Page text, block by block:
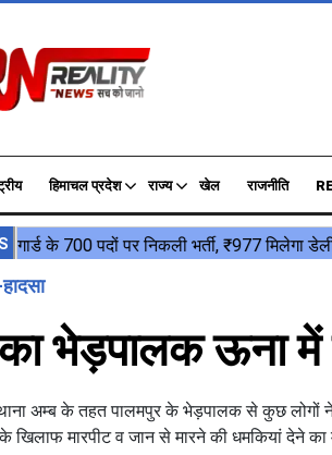
हिमाचल प्रदेश राज्य खेल राजनीति
भेड़पालक ऊना में
अम्ब के तहत पालमपुर के भेड़पालक से कुछ लोगों ने
मारपीट व जान से मारने की धमकियां देने का